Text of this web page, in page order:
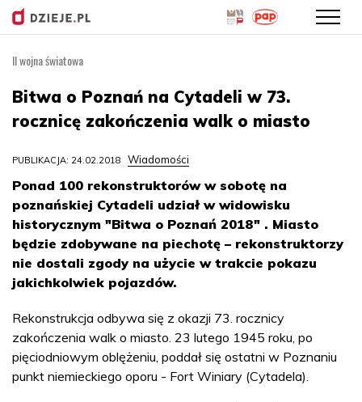
treści
II wojna światowa
Bitwa o Poznań na Cytadeli w 73.
rocznicę zakończenia walk o miasto
PUBLIKACJA: 24.02.2018 Wiadomości
Ponad 100 rekonstruktorów w sobotę na
poznańskiej Cytadeli udział w widowisku
historycznym "Bitwa o Poznań 2018" . Miasto
będzie zdobywane na piechotę – rekonstruktorzy
nie dostali zgody na użycie w trakcie pokazu
jakichkolwiek pojazdów.
Rekonstrukcja odbywa się z okazji 73. rocznicy
zakończenia walk o miasto. 23 lutego 1945 roku, po
pięciodniowym oblężeniu, poddał się ostatni w Poznaniu
punkt niemieckiego oporu - Fort Winiary (Cytadela).